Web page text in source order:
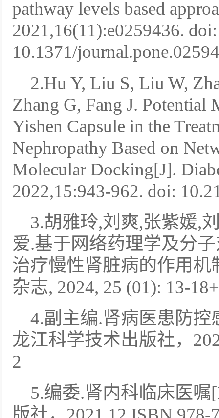
pathway levels based
2021,16(11):e0259436. doi:
10.1371/
2.Hu Y, Liu S, Liu W,
Zhang G, Fang J. Potential
Yishen Capsule in the
Nephropathy Based on
Molecular Docking[J].
2022,15:943-962. doi:
3.胡雅玲,刘爽,张紫媛,
爱.基于网络药理学及分
治疗慢性肾脏病的作用
杂志, 2024, 25 (01): 13-
4.副主编.肾病医患防
龙江科学技术出版社，
2
5.编委.肾内科临床医